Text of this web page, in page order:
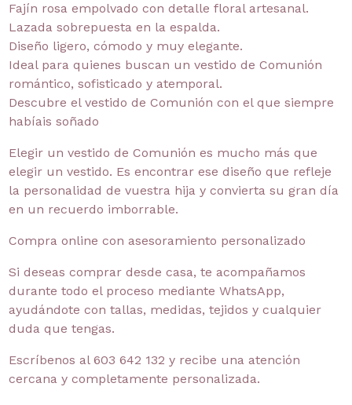
Fajín rosa empolvado con detalle floral artesanal.
Lazada sobrepuesta en la espalda.
Diseño ligero, cómodo y muy elegante.
Ideal para quienes buscan un vestido de Comunión
romántico, sofisticado y atemporal.
Descubre el vestido de Comunión con el que siempre
habíais soñado
Elegir un vestido de Comunión es mucho más que
elegir un vestido. Es encontrar ese diseño que refleje
la personalidad de vuestra hija y convierta su gran día
en un recuerdo imborrable.
Compra online con asesoramiento personalizado
Si deseas comprar desde casa, te acompañamos
durante todo el proceso mediante WhatsApp,
ayudándote con tallas, medidas, tejidos y cualquier
duda que tengas.
Escríbenos al 603 642 132 y recibe una atención
cercana y completamente personalizada.